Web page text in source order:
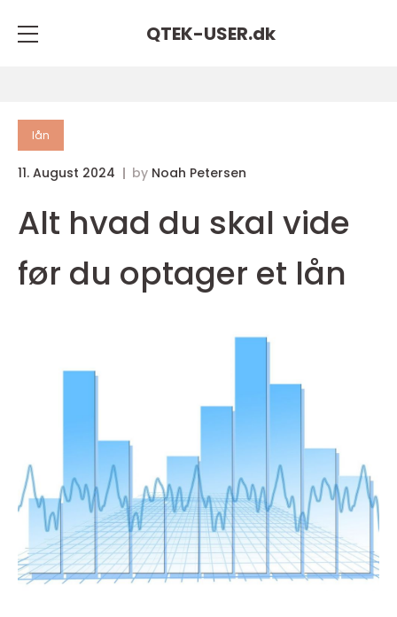
QTEK-USER.dk
lån
11. August 2024 by Noah Petersen
Alt hvad du skal vide
før du optager et lån